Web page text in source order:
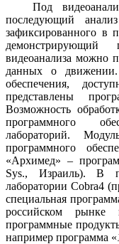
Под
последующий
зафиксированного в
видеоанализа можно
данных о движении.
обеспечения,
представлены
Возможность
программного
лабораторий.
программного
«Архимед» –
Sys., Израиль). В
лабораторииCobra4
специальная
российском рынке
программные
например программа «